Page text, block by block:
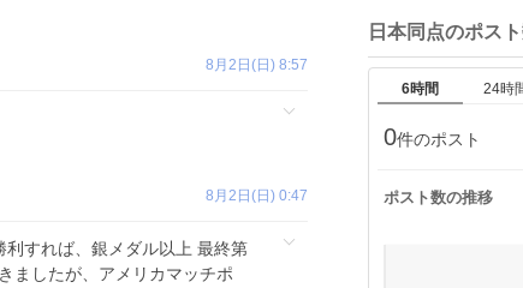
8月2日(日) 8:57
8月2日(日) 0:47
すれば、銀メダル以上 最終第
ましたが、アメリカマッチポ
日本同点のポス
6時間 24時
0件のポスト
ポスト数の推移